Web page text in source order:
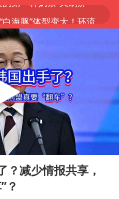
泰国校园枪击案死亡人数升至7人
止14岁女儿买大牌
王力宏演唱会黄牛带观众藏匿被查获
台湾海峡南口北上船舶实施交通管制
回应日本试射“战斧”导弹
05:46
？减少情报共享，
？